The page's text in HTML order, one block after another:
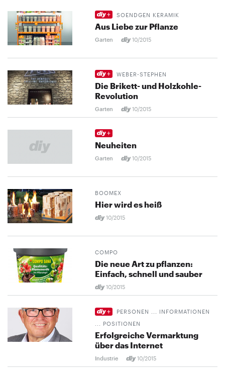
SOENDGEN KERAMIK
Aus Liebe zur Pflanze
Garten 10/2015
WEBER-STEPHEN
Die Brikett- und Holzkohle-
Revolution
Garten 10/2015
Neuheiten
Garten 10/2015
BOOMEX
Hier wird es heiß
10/2015
COMPO
Die neue Art zu pflanzen:
Einfach, schnell und sauber
10/2015
PERSONEN ... INFORMATIONEN
... POSITIONEN
Erfolgreiche Vermarktung
über das Internet
Industrie 10/2015